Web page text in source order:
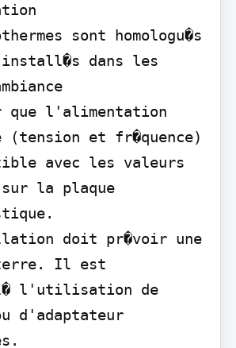
sont homologu�s
dans les
l'alimentation
(tension et fr�quence)
avec les valeurs
la plaque
doit pr�voir une
Il est
l'utilisation de
d'adaptateur